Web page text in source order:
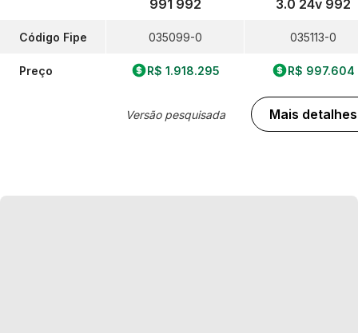
Código Fipe
Preço
991 992
035099-0
R$ 1.918.295
Versão pesquisada
3.0 24v 992
035113-0
R$ 997.604
Mais detalhes